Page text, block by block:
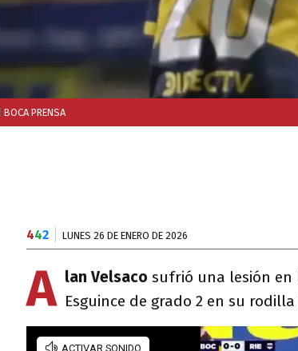
| BOCA PRENSA
442 LUNES 26 DE ENERO DE 2026
A lan Velsaco sufrió una lesión en
Esguince de grado 2 en su